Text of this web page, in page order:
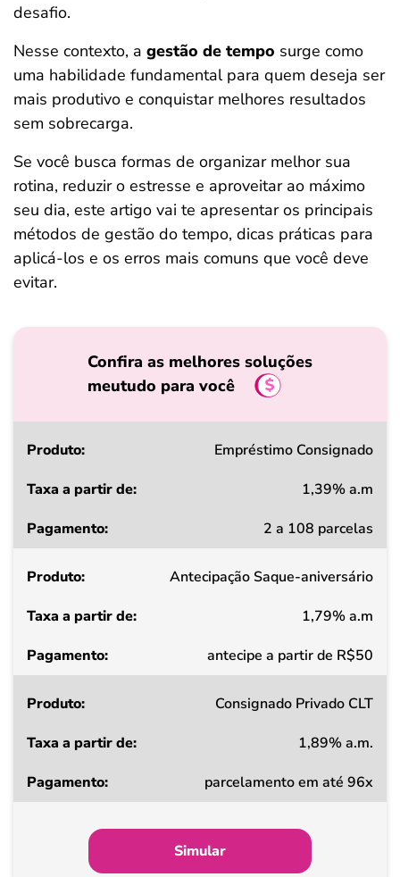
desafio.
Nesse contexto, a gestão de tempo surge como
uma habilidade fundamental para quem deseja ser
mais produtivo e conquistar melhores resultados
sem sobrecarga.
Se você busca formas de organizar melhor sua
rotina, reduzir o estresse e aproveitar ao máximo
seu dia, este artigo vai te apresentar os principais
métodos de gestão do tempo, dicas práticas para
aplicá-los e os erros mais comuns que você deve
evitar.
Confira as melhores soluções
meutudo para você
Produto
a
de
Pagamento
Empréstimo Consignado
1,39% a.m
2 a 108 parcelas
Antecipação Saque-aniversário
1,79% a.m
antecipe a partir de R$50
Consignado Privado CLT
1,89% a.m.
parcelamento em até 96x
Simular